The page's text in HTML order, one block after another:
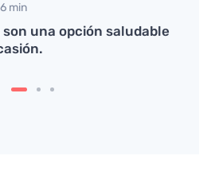
6 min
una opción saludable